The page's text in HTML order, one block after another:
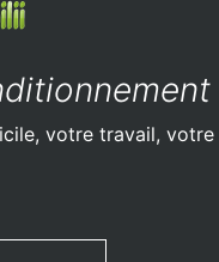
votre travail, votre